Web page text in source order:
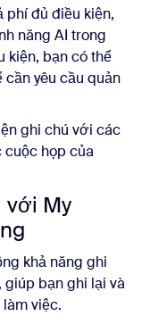
phí đủ điều kiện,
năng AI trong
kiện, bạn có thể
cần yêu cầu quản
ghi chú với các
họp của
với My
khả năng ghi
giúp bạn ghi lại và
việc.